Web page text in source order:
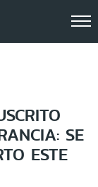
SE
ESTE